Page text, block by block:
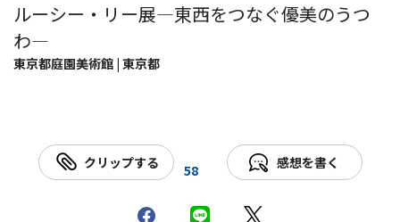
ルーシー・リー展―東西をつなぐ優美のうつ
わ―
東京都庭園美術館 | 東京都
クリップする 58 感想を書く